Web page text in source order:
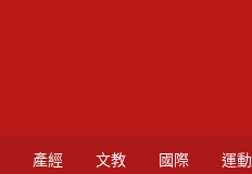
產經 文教 國際 運動